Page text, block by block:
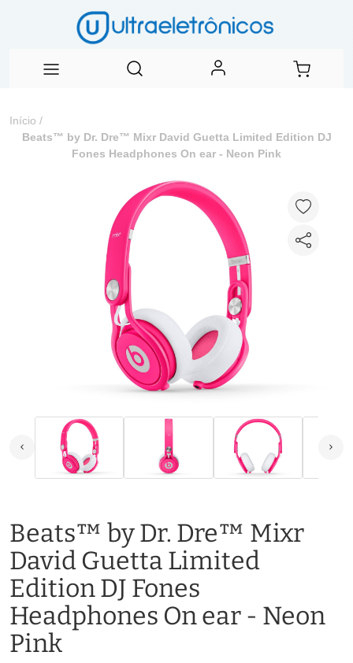
Início /
Beats™ by Dr. Dre™ Mixr David Guetta Limited Edition DJ
Fones Headphones On ear - Neon Pink
Beats™ by Dr. Dre™ Mixr
David Guetta Limited
Edition DJ Fones
Headphones On ear - Neon
Pink